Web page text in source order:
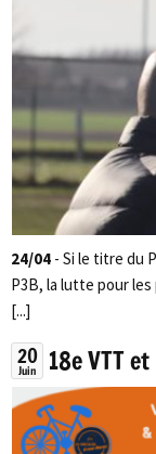
24/04 - Si le titre du
P3B, la lutte pour
[...]
20
Juin 18e VTT